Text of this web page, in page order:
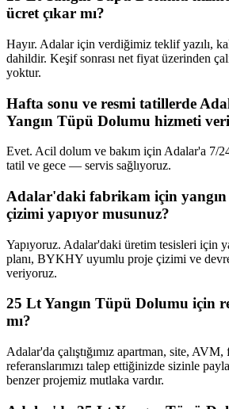
ücret çıkar mı?
Hayır. Adalar için verdiğimiz teklif yazılı,
dahildir. Keşif sonrası net fiyat üzerinden
yoktur.
Hafta sonu ve resmi tatillerde
Yangın Tüpü Dolumu hizmeti
Evet. Acil dolum ve bakım için Adalar'a 7/
tatil ve gece — servis sağlıyoruz.
Adalar'daki fabrikam için
çizimi yapıyor musunuz?
Yapıyoruz. Adalar'daki üretim tesisleri için
planı, BYKHY uyumlu proje çizimi ve
veriyoruz.
25 Lt Yangın Tüpü Dolumu için
mı?
Adalar'da çalıştığımız apartman, site,
referanslarımızı talep ettiğinizde sizinle
benzer projemiz mutlaka vardır.